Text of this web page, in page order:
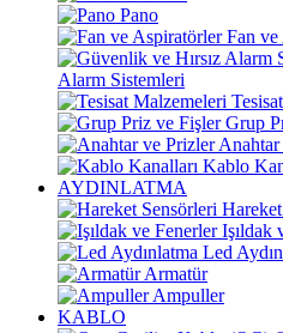
Pano
Fan
Alarm Sistemleri
Grup
Kablo
AYDINLATMA
Işıldak
Led
Armatür
Ampuller
KABLO